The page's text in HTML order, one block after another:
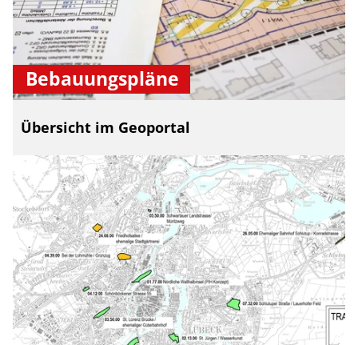
Bebauungspläne
Übersicht im Geoportal